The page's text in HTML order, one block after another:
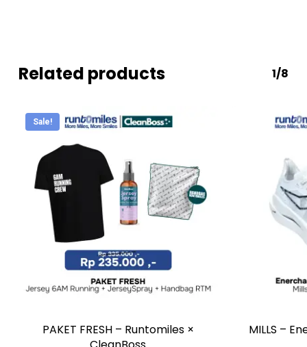
Related products 1/8
Sale!
PAKET FRESH – Runtomiles ×
MILLS –